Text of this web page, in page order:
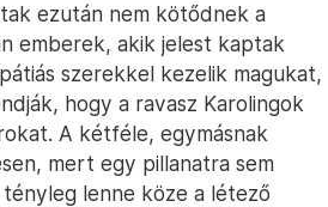
ezután nem kötődnek a
emberek, akik jelest kaptak
szerekkel kezelik magukat,
hogy a ravasz Karolingok
A kétféle, egymásnak
mert egy pillanatra sem
lenne köze a létező